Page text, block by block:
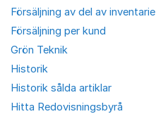
Försäljning av del av inventarie
Försäljning per kund
Grön Teknik
Historik
Historik sålda artiklar
Hitta Redovisningsbyrå